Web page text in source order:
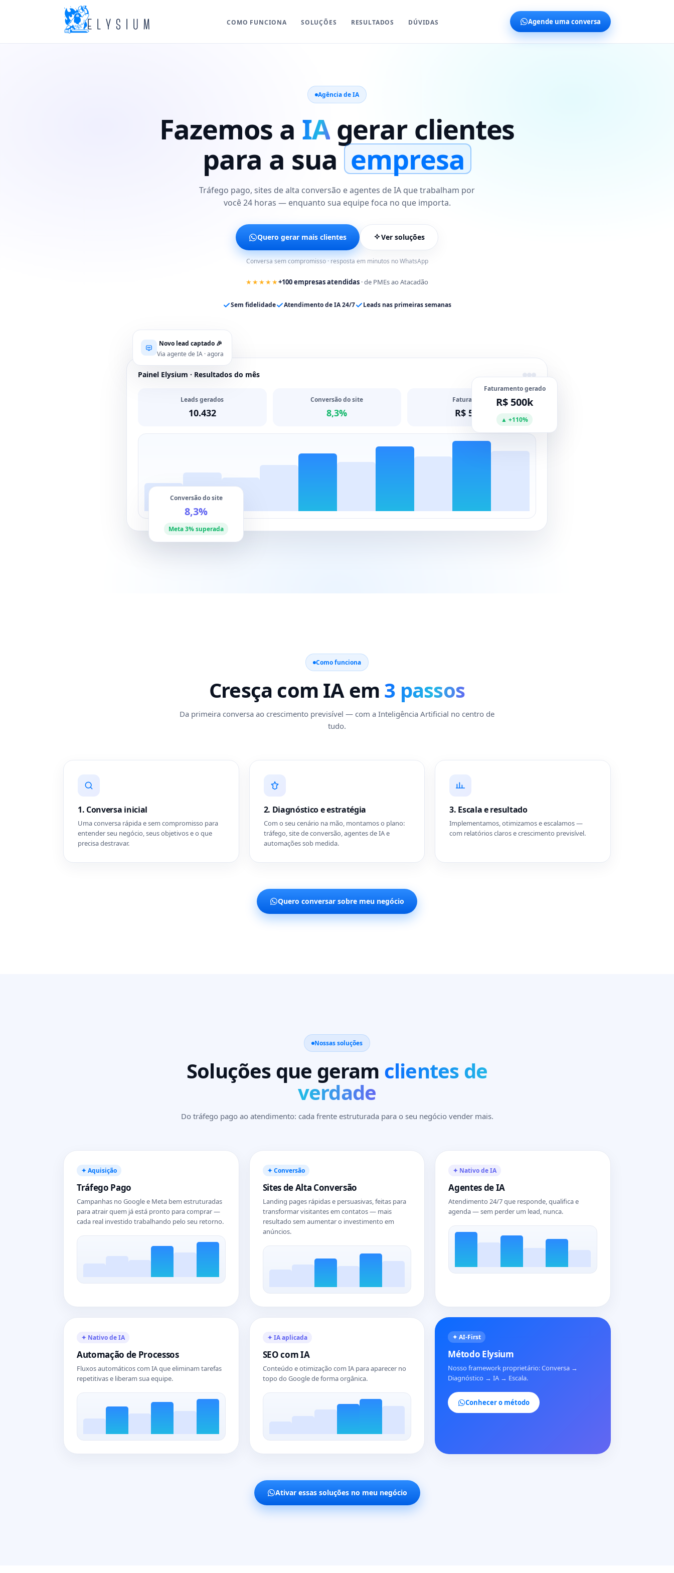
COMO FUNCIONA SOLUÇÕES RESULTADOS DÚVIDAS Agende uma conversa
Agência de IA
Fazemos a IAgerar clientes
para a sua empresa
Tráfego pago, sites de alta conversão e agentes de IA que trabalham por
você 24 horas — enquanto sua equipe foca no que importa.
Quero gerar mais clientes Ver soluções
Conversa sem compromisso · resposta em minutos no WhatsApp
★★★★★+100 empresas atendidas · de PMEs ao Atacadão
Sem fidelidade Atendimento de IA 24/7 Leads nas primeiras semanas
Painel Elysium · Resultados do mês
Leads gerados
10.432
Conversão do site
8,3%
Faturamento
R$ 500k
Novo lead captado 🎉
Via agente de IA · agora
Faturamento gerado
R$ 500k
▲ +110%
Conversão do site
8,3%
Meta 3% superada
Como funciona
Cresça com IA em 3 passos
Da primeira conversa ao crescimento previsível — com a Inteligência Artificial no centro de
tudo.
1. Conversa inicial
Uma conversa rápida e sem compromisso para
entender seu negócio, seus objetivos e o que
precisa destravar.
2. Diagnóstico e estratégia
Com o seu cenário na mão, montamos o plano:
tráfego, site de conversão, agentes de IA e
automações sob medida.
3. Escala e resultado
Implementamos, otimizamos e escalamos —
com relatórios claros e crescimento previsível.
Quero conversar sobre meu negócio
Nossas soluções
Soluções que geram clientes de
verdade
Do tráfego pago ao atendimento: cada frente estruturada para o seu negócio vender mais.
✦ Aquisição
Tráfego Pago
Campanhas no Google e Meta bem estruturadas
para atrair quem já está pronto para comprar —
cada real investido trabalhando pelo seu retorno.
✦ Conversão
Sites de Alta Conversão
Landing pages rápidas e persuasivas, feitas para
transformar visitantes em contatos — mais
resultado sem aumentar o investimento em
anúncios.
✦ Nativo de IA
Agentes de IA
Atendimento 24/7 que responde, qualifica e
agenda — sem perder um lead, nunca.
✦ Nativo de IA
Automação de Processos
Fluxos automáticos com IA que eliminam tarefas
repetitivas e liberam sua equipe.
✦ IA aplicada
SEO com IA
Conteúdo e otimização com IA para aparecer no
topo do Google de forma orgânica.
✦ AI-First
Método Elysium
Nosso framework proprietário: Conversa →
Diagnóstico → IA → Escala.
Conhecer o método
Ativar essas soluções no meu negócio